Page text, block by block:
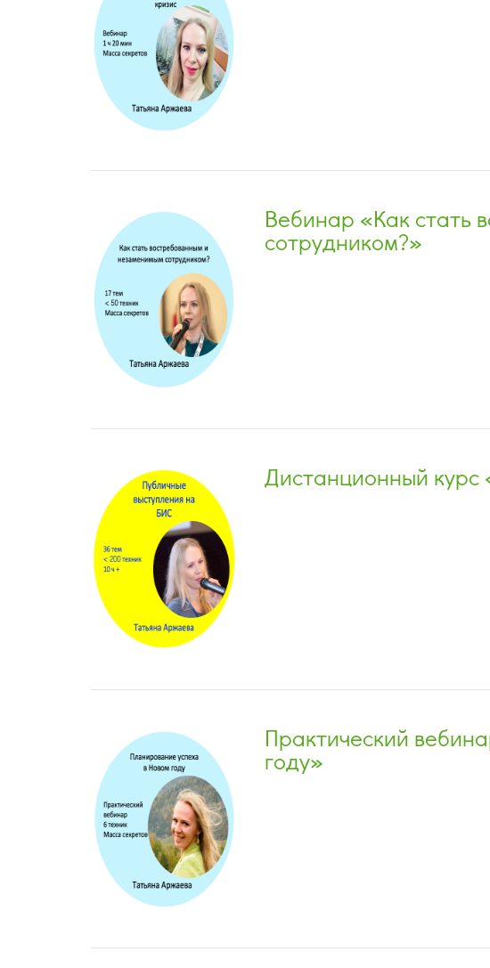
Вебинар «Как стать
сотрудником?»
Дистанционный курс
Практический
году»